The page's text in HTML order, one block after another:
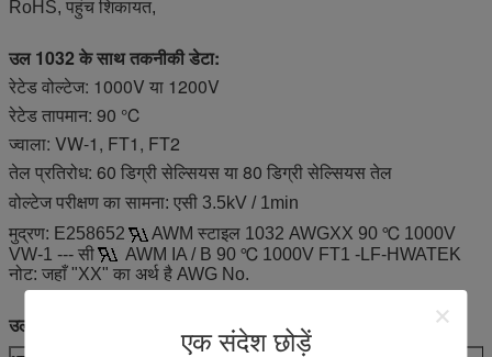
एक संदेश छोड़ें
RoHS, पहुंच शिकायत,
उल 1032 के साथ तकनीकी डेटा:
रेटेड वोल्टेज: 1000V या 1200V
रेटेड तापमान: 90 ℃
ज्वाला: VW-1, FT1, FT2
तेल प्रतिरोध: 60 डिग्री सेल्सियस या 80 डिग्री सेल्सियस तेल
वोल्टेज परीक्षण का सामना: एसी 3.5kV / 1min
मुद्रण: E258652
AWM स्टाइल 1032 AWGXX 90 ℃ 1000V
VW-1 --- सी
AWM IA / B 90 ℃ 1000V FT1 -LF-HWATEK
नोट: जहाँ "XX" का अर्थ है AWG No.
उल 1032 के साथ सुविधाएं: